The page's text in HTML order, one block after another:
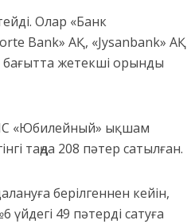
Олар «Банк
Bank» АҚ, «Jysanbank» АҚ
бағытта жетекші орынды
«Юбилейный» ықшам
таңда 208 пәтер сатылған.
берілгеннен кейін,
49 пәтерді сатуға